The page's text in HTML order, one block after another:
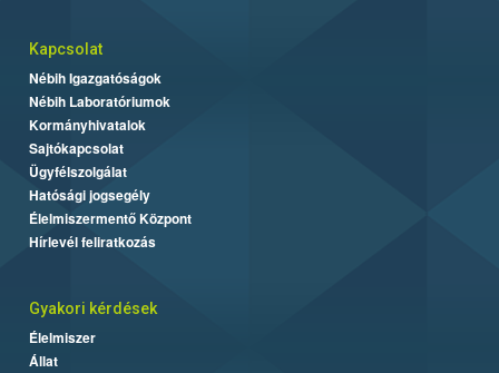
Kapcsolat
Nébih Igazgatóságok
Nébih Laboratóriumok
Kormányhivatalok
Sajtókapcsolat
Ügyfélszolgálat
Hatósági jogsegély
Élelmiszermentő Központ
Hírlevél feliratkozás
Gyakori kérdések
Élelmiszer
Állat